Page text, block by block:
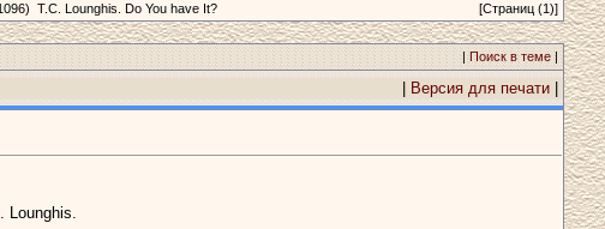
T.C. Lounghis. Do You have It? [Страниц (1)]
|Поиск в теме|
Версия для печати
Lounghis.